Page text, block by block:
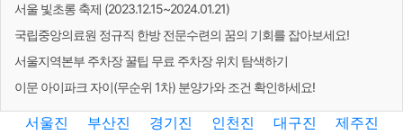
서울 빛초롱 축제 (2023.12.15~2024.01.21)
국립중앙의료원 정규직 한방 전문수련의 꿈의 기회를 잡아보세요!
서울지역본부 주차장 꿀팁 무료 주차장 위치 탐색하기
이문 아이파크 자이(무순위 1차) 분양가와 조건 확인하세요!
서울진 부산진 경기진 인천진 대구진 제주진